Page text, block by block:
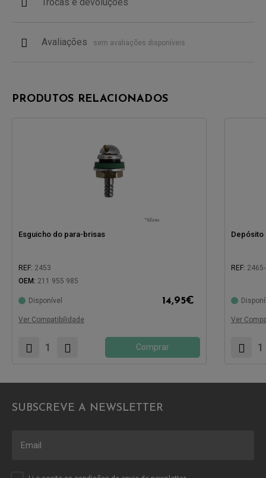
Avaliações sem avaliações disponíveis
PRODUTOS RELACIONADOS
Esguicho do para-brisas
REF: 2453
OEM: 211 955 985
Disponível 14,95€
Ver Compatibilidade
Comprar
Depósito
REF:
Ver
SUBSCREVE A NEWSLETTER